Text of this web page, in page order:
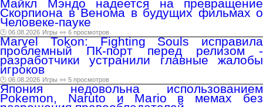
Майкл Мэндо надеется на превращение
Скорпиона в Венома в будущих фильмах о
Человеке-пауке
🕑 06.08.2026 Игры 👀 6 просмотров
Marvel Tokon: Fighting Souls исправила
проблемный ПК-порт перед релизом -
разработчики устранили главные жалобы
игроков
🕑 06.08.2026 Игры 👀 5 просмотров
Япония недовольна использованием
Pokemon, Naruto и Mario в мемах без